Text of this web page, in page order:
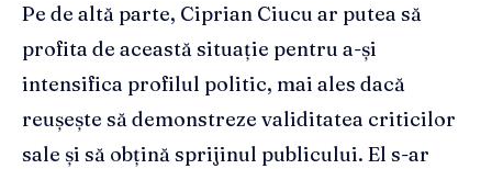
Pe de altă parte, Ciprian Ciucu ar putea să
profita de această situație pentru a-și
intensifica profilul politic, mai ales dacă
reușește să demonstreze validitatea criticilor
sale și să obțină sprijinul publicului. El s-ar